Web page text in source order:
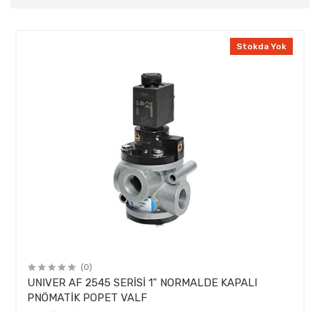
Stokda Yok
(0)
UNIVER AF 2545 SERİSİ 1" NORMALDE KAPALI
PNÖMATİK POPET VALF